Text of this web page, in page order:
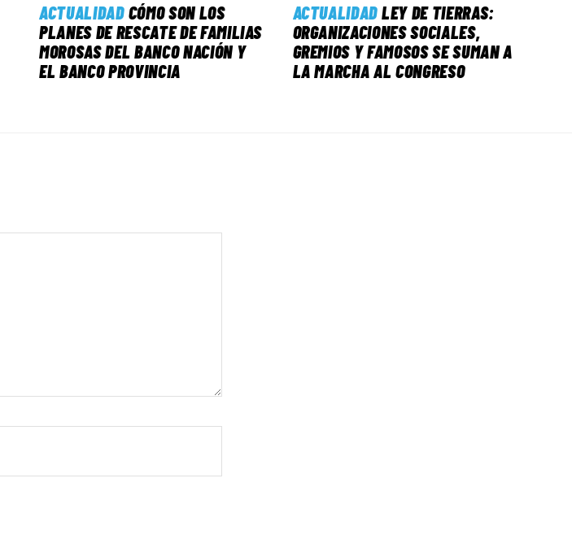
ACTUALIDAD CÓMO SON LOS
PLANES DE RESCATE DE FAMILIAS
MOROSAS DEL BANCO NACIÓN Y
EL BANCO PROVINCIA
ACTUALIDADLEY DE TIERRAS:
ORGANIZACIONES SOCIALES,
GREMIOS Y FAMOSOS SE SUMAN A
LA MARCHA AL CONGRESO